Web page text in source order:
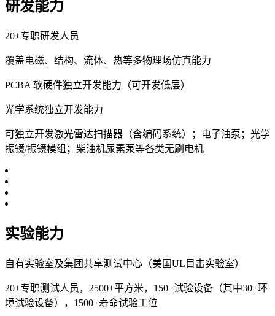
研发能力
20+专职研发人员
覆盖电磁、结构、流体、热等多物理场仿真能力
PCBA 软硬件独立开发能力（可开发低层）
光学系统独立开发能力
可独立开发激光雷达扫描器（含编码系统）；电子油泵；光学
振镜/振镜模组；柴油机尿素泵等各类无刷电机
实验能力
自有实验室及集团共享测试中心（美国UL目击实验室）
20+专职测试人员，2500+平方米，150+试验设备（其中30+环
境试验设备），1500+寿命试验工位